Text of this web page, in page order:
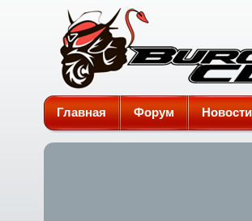
Burgman-Club
Главная Форум Новости